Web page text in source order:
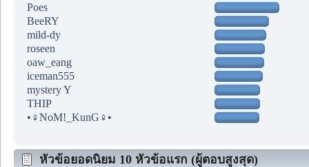
Poes
BeeRY
mild-dy
roseen
oaw_eang
iceman555
mystery Y
THIP
•♀NoM!_KunG♀•
หัวข้อยอดนิยม 10 หัวข้อแรก (ผู้ตอบสูงสุด)